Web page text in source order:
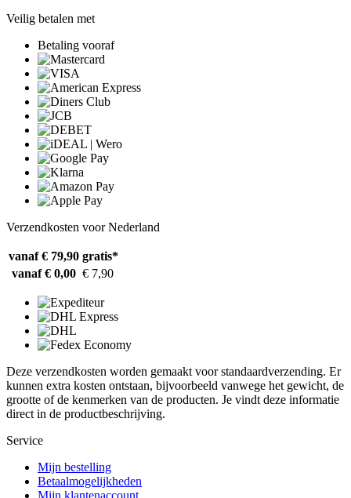
Veilig betalen met
Betaling vooraf
Verzendkosten voor Nederland
vanaf € 79,90 gratis*
vanaf € 0,00 € 7,90
Deze verzendkosten worden gemaakt voor standaardverzending. Er
kunnen extra kosten ontstaan, bijvoorbeeld vanwege het gewicht, de
grootte of de kenmerken van de producten. Je vindt deze informatie
direct in de productbeschrijving.
Service
Mijn bestelling
Betaalmogelijkheden
Mijn klantenaccount